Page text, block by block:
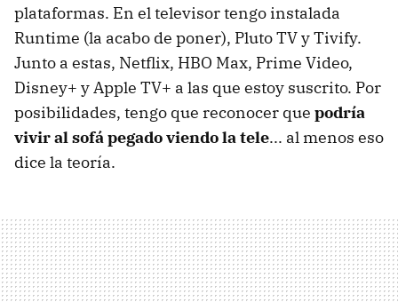
plataformas. En el televisor tengo instalada
Runtime (la acabo de poner), Pluto TV y Tivify.
Junto a estas, Netflix, HBO Max, Prime Video,
Disney+ y Apple TV+ a las que estoy suscrito. Por
posibilidades, tengo que reconocer que podría
vivir al sofá pegado viendo la tele... al menos eso
dice la teoría.